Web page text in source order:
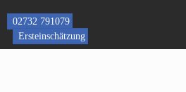
content
02732 791079
Ersteinschätzung